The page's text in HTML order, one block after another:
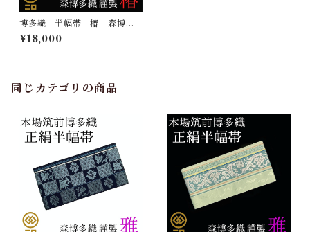
博多織 半幅帯 椿 森博多
織 正絹 長さ/3m78cm 日
本製 和装 小袋帯 半巾帯
¥18,000
同じカテゴリの商品